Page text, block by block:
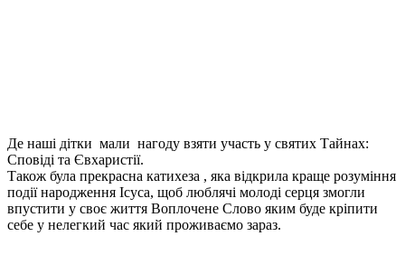
Де наші дітки мали нагоду взяти участь у святих Тайнах:
Сповіді та Євхаристії.
Також була прекрасна катихеза , яка відкрила краще розуміння
події народження Ісуса, щоб люблячі молоді серця змогли
впустити у своє життя Воплочене Слово яким буде кріпити
себе у нелегкий час який проживаємо зараз.